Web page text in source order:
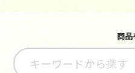
商品